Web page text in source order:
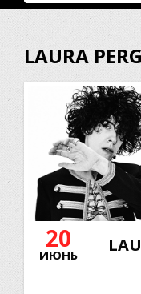
LAURA
20
ИЮНЬ